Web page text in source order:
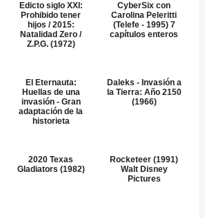
Edicto siglo XXI:
Prohibido tener
hijos / 2015:
Natalidad Zero /
Z.P.G. (1972)
CyberSix con
Carolina Peleritti
(Telefe - 1995) 7
capítulos enteros
El Eternauta:
Huellas de una
invasión - Gran
adaptación de la
historieta
Daleks - Invasión a
la Tierra: Año 2150
(1966)
2020 Texas
Gladiators (1982)
Rocketeer (1991)
Walt Disney
Pictures